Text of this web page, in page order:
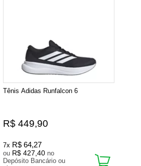
Tênis Adidas Runfalcon 6
R$ 449,90
7x R$ 64,27
ou R$ 427,40 no
Depósito Bancário ou